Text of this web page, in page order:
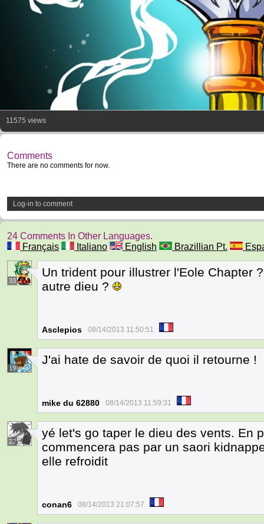
11575 views
Comments
There are no comments for now.
Log-in to comment
24 Comments In Other Languages.
Français
Italiano English Brazillian Pt.
33
Un trident pour illustrer l'Eole Chapter
autre dieu ?
Asclepios 08/14/2013 11:50:51
19
J'ai hate de savoir de quoi il retourne !
mike du 62880 08/14/2013 11:59:31
22
yé let's go taper le dieu des vents. En
commencera pas par un saori
elle refroidit
conan6 08/14/2013 21:07:57